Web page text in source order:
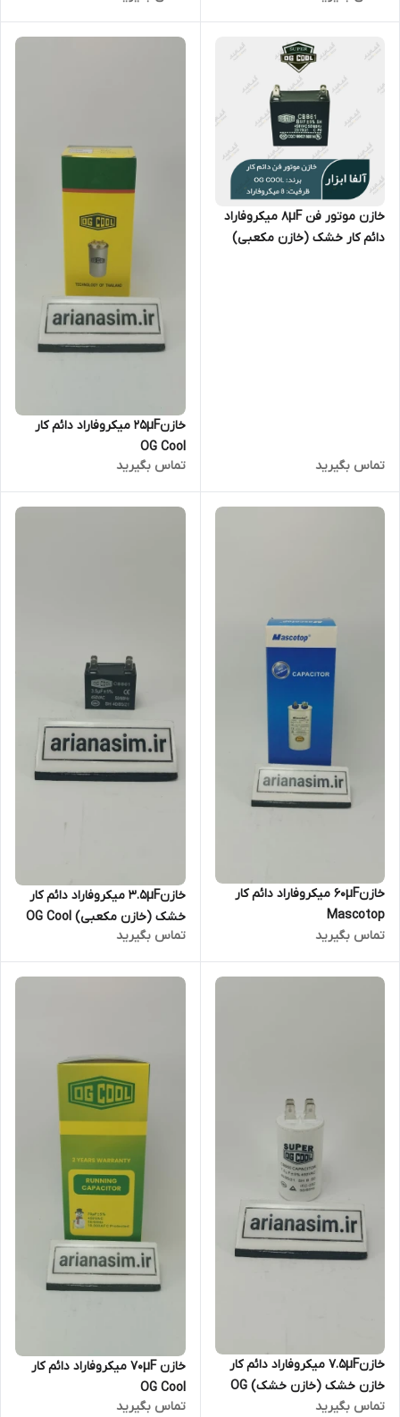
خازن موتور فن ۸µF میکروفاراد
دائم کار خشک (خازن مکعبی)
تماس بگیرید
خازن25µF میکروفاراد دائم کار
OG Cool
تماس بگیرید
خازن60µF میکروفاراد دائم کار
Mascotop
تماس بگیرید
خازن۳.۵µF میکروفاراد دائم کار
خشک (خازن مکعبی) OG Cool
سری CBB61
تماس بگیرید
خازن7.5µF میکروفاراد دائم کار
خازن خشک (خازن خشک) OG
Cool سری CBB60
تماس بگیرید
خازن 70µF میکروفاراد دائم کار
OG Cool
تماس بگیرید